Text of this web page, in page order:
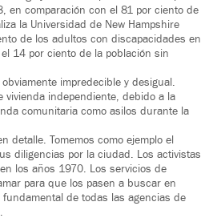
en comparación con el 81 por ciento de
la Universidad de New Hampshire
de los adultos con discapacidades en
14 por ciento de la población sin
impredecible y desigual.
independiente, debido a la
comunitaria como asilos durante la
detalle. Tomemos como ejemplo el
diligencias por la ciudad. Los activistas
los años 1970. Los servicios de
para que los pasen a buscar en
de todas las agencias de